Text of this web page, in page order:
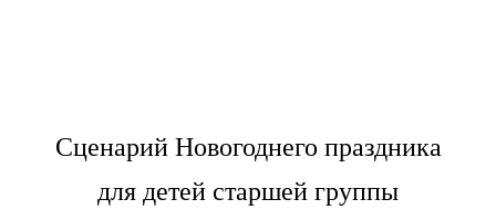
Сценарий Новогоднего праздника
для детей старшей группы